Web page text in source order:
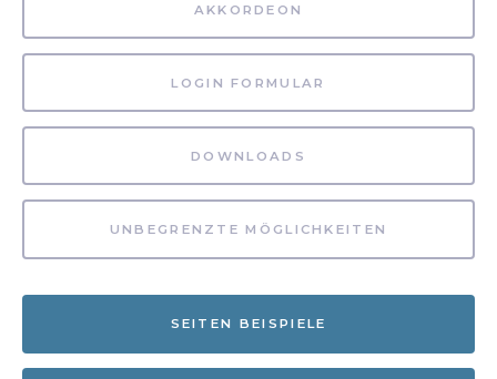
AKKORDEON
LOGIN FORMULAR
DOWNLOADS
UNBEGRENZTE MÖGLICHKEITEN
SEITEN BEISPIELE